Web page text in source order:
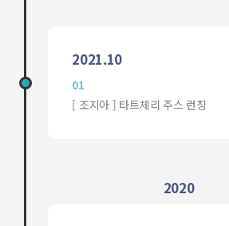
2021.10
01
[ 조지아 ] 타트체리 주스 런칭
2020